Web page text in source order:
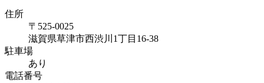
住所
〒525-0025
滋賀県草津市西渋川1丁目16-38
駐車場
あり
電話番号